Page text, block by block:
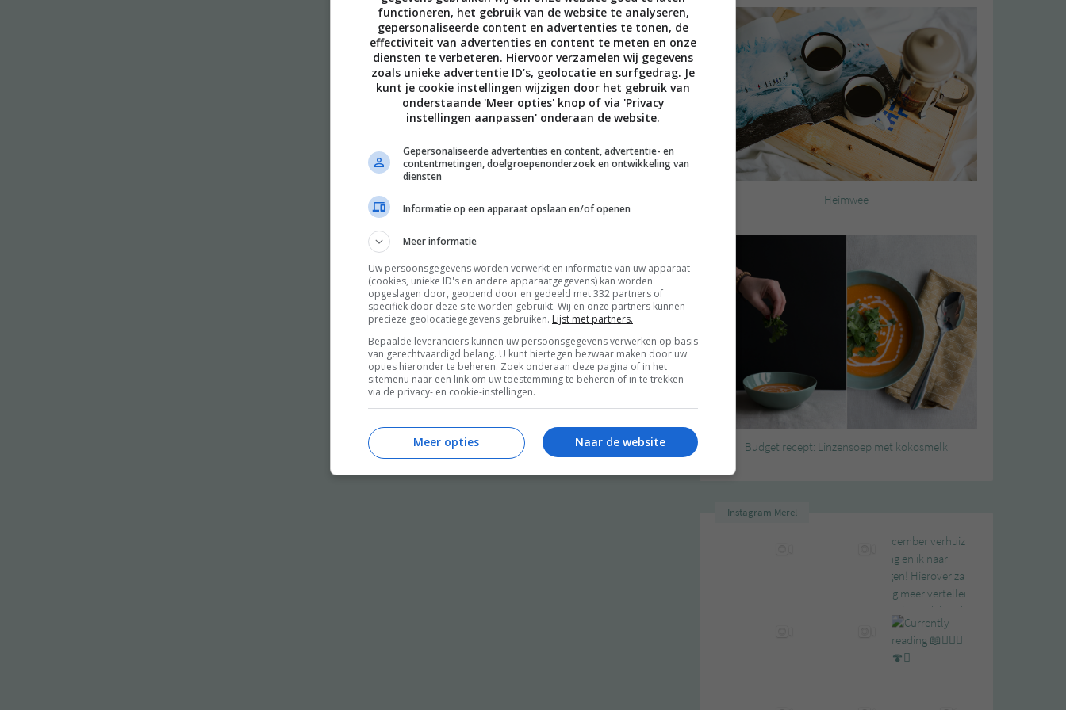
Heimwee
Budget recept: Linzensoep met kokosmelk
Instagram Merel
functioneren, het gebruik van de website te analyseren,
gepersonaliseerde content en advertenties te tonen, de
effectiviteit van advertenties en content te meten en onze
diensten te verbeteren. Hiervoor verzamelen wij gegevens
zoals unieke advertentie ID’s, geolocatie en surfgedrag. Je
kunt je cookie instellingen wijzigen door het gebruik van
onderstaande 'Meer opties' knop of via 'Privacy
instellingen aanpassen' onderaan de website.
Gepersonaliseerde advertenties en content, advertentie- en
contentmetingen, doelgroepenonderzoek en ontwikkeling van
diensten
Informatie op een apparaat opslaan en/of openen
Meer informatie
Uw persoonsgegevens worden verwerkt en informatie van uw apparaat
(cookies, unieke ID's en andere apparaatgegevens) kan worden
opgeslagen door, geopend door en gedeeld met 332 partners of
specifiek door deze site worden gebruikt. Wij en onze partners kunnen
precieze geolocatiegegevens gebruiken. Lijst met partners.
Bepaalde leveranciers kunnen uw persoonsgegevens verwerken op basis
van gerechtvaardigd belang. U kunt hiertegen bezwaar maken door uw
opties hieronder te beheren. Zoek onderaan deze pagina of in het
sitemenu naar een link om uw toestemming te beheren of in te trekken
via de privacy- en cookie-instellingen.
Naar de website
Meer opties